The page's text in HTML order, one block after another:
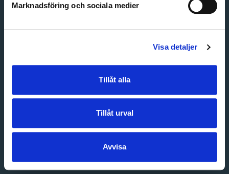
Marknadsföring och sociala medier
Visa detaljer
Tillåt alla
Tillåt urval
Avvisa